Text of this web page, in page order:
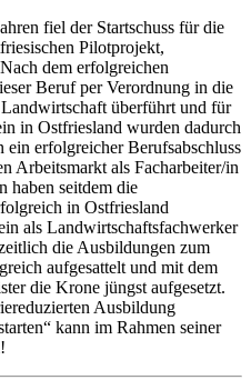
fiel der Startschuss für die
Pilotprojekt,
dem erfolgreichen
Beruf per Verordnung in die
überführt und für
in Ostfriesland wurden dadurch
erfolgreicher Berufsabschluss
Arbeitsmarkt als Facharbeiter/in
haben seitdem die
in Ostfriesland
als Landwirtschaftsfachwerker
die Ausbildungen zum
aufgesattelt und mit dem
die Krone jüngst aufgesetzt.
Ausbildung
kann im Rahmen seiner